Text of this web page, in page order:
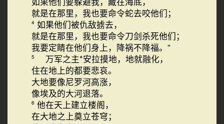
就是在那里，我也要命令蛇去咬他们；
4 如果他们被仇敌掳去，
就是在那里，我也要命令刀剑杀死他们；
我要定睛在他们身上，降祸不降福。”
5
万军之主*安拉摸地，地就融化，
住在地上的都要悲哀。
大地要像尼罗河高涨，
像埃及的大河退落。
6 他在天上建立楼阁，
在大地之上奠立苍穹；